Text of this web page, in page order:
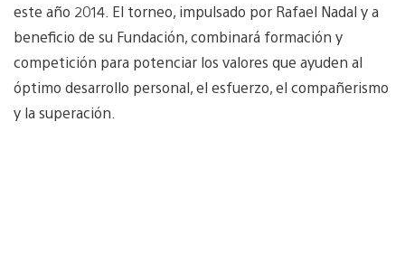
este año 2014. El torneo, impulsado por Rafael Nadal y a
beneficio de su Fundación, combinará formación y
competición para potenciar los valores que ayuden al
óptimo desarrollo personal, el esfuerzo, el compañerismo
y la superación.